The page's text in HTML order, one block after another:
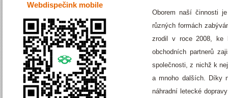
Webdispečink mobile
Oborem naší činnosti
různých formách
zrodil v roce 2008, ke
obchodních partnerů
společnosti, z nichž k
a mnoho dalších. Díky
náhradní letecké